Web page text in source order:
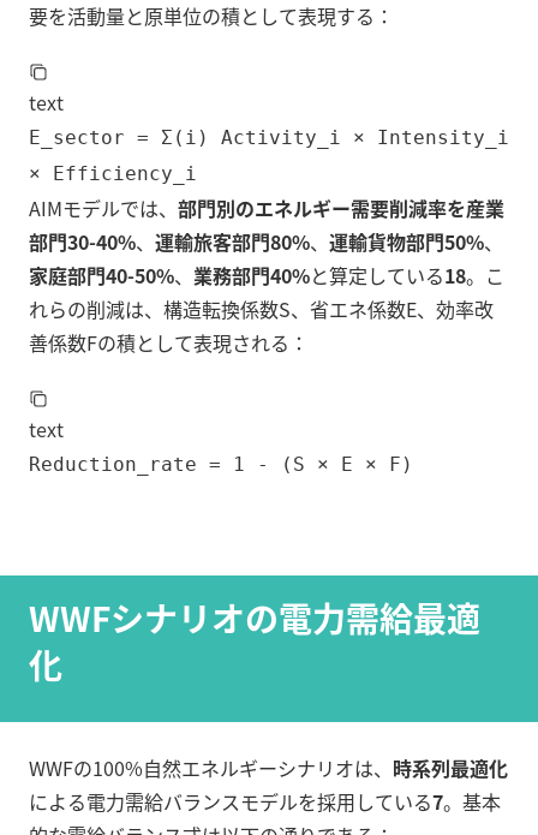
要を活動量と原単位の積として表現する：
text
E_sector = Σ(i) Activity_i × Intensity_i
× Efficiency_i
AIMモデルでは、 部門別のエネルギー需要削減率を産業
部門30-40%、 運輸旅客部門80%、 運輸貨物部門50%、
家庭部門40-50%、 業務部門40%と算定している18。こ
れらの削減は、構造転換係数S、省エネ係数E、効率改
善係数Fの積として表現される：
text
Reduction_rate = 1 - (S × E × F)
WWFシナリオの電力需給最適
化
WWFの100%自然エネルギーシナリオは、 時系列最適化
による電力需給バランスモデルを採用している7。基本